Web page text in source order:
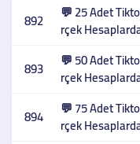
892 💬 25 Adet
rçek
893 💬 50 Adet
rçek
894 💬 75 Adet
rçek